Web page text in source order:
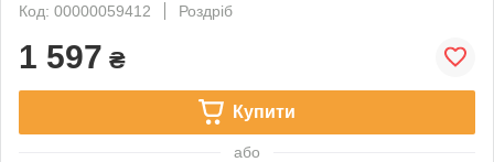
Код: 00000059412
Роздріб
1 597 ₴
Купити
або